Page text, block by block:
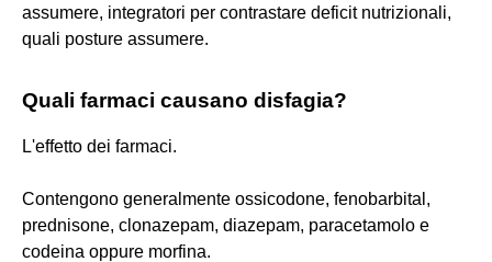
assumere, integratori per contrastare deficit nutrizionali,
quali posture assumere.
Quali farmaci causano disfagia?
L'effetto dei farmaci.
Contengono generalmente ossicodone, fenobarbital,
prednisone, clonazepam, diazepam, paracetamolo e
codeina oppure morfina.